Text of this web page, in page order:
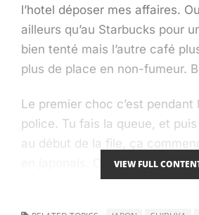
l’hotel déposer mes affaires.
ailleurs qu’au Starbucks pour
bien tenté mais l’autre café
plus de place en non-fumeur.
Le premier choc c’est
police. Tu fais la queue, et
au début de la file, ça
en japonais. Ca fait drole de
répondre spontanément, mais
VIEW FULL